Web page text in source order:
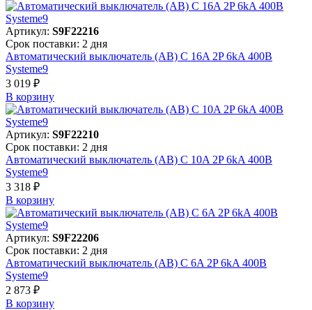
Артикул: S9F22216
Срок поставки: 2 дня
Автоматический выключатель (АВ) C 16A 2P 6kA 400В
Systeme9
3 019 ₽
В корзинy
Артикул: S9F22210
Срок поставки: 2 дня
Автоматический выключатель (АВ) C 10A 2P 6kA 400В
Systeme9
3 318 ₽
В корзинy
Артикул: S9F22206
Срок поставки: 2 дня
Автоматический выключатель (АВ) C 6A 2P 6kA 400В
Systeme9
2 873 ₽
В корзинy